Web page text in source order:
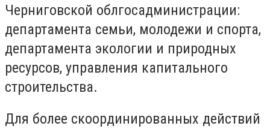
Черниговской облгосадминистрации:
департамента семьи, молодежи и спорта,
департамента экологии и природных
ресурсов, управления капитального
строительства.
Для более скоординированных действий